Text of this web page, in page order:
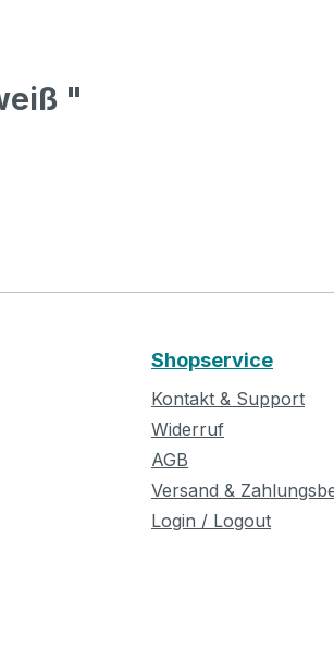
"
Shopservice
Kontakt & Support
Widerruf
AGB
Versand &
Login / Logout